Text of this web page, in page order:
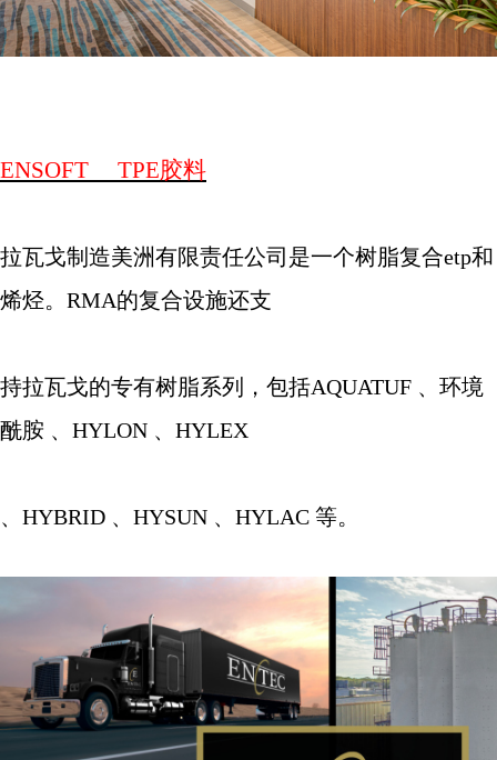
ENSOFT TPE胶料
拉瓦戈制造美洲有限责任公司是一个树脂复合etp和
烯烃。 RMA的复合设施还支
持拉瓦戈的专有树脂系列，包括AQUATUF 、环境
酰胺 、 HYLON 、 HYLEX
、 HYBRID 、 HYSUN 、 HYLAC 等。